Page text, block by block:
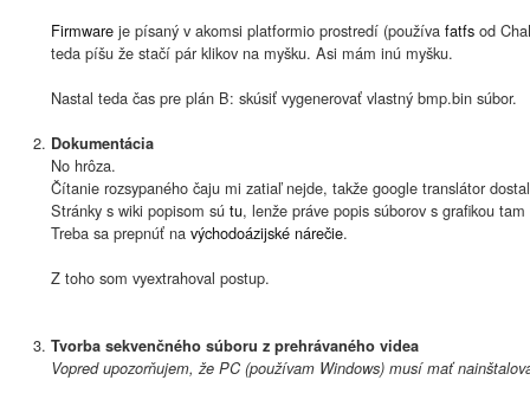
Firmware je písaný v akomsi platformio prostredí (používa fatfs od
teda píšu že stačí pár klikov na myšku. Asi mám inú myšku.
Nastal teda čas pre plán B: skúsiť vygenerovať vlastný bmp.bin súbor.
Dokumentácia
No hrôza.
Čítanie rozsypaného čaju mi zatiaľ nejde, takže google translátor
Stránky s wiki popisom sú tu, lenže práve popis súborov s grafikou
Treba sa prepnúť na východoázijské nárečie.
Z toho som vyextrahoval postup.
Tvorba sekvenčného súboru z prehrávaného videa
Vopred upozorňujem, že PC (používam Windows) musí mať